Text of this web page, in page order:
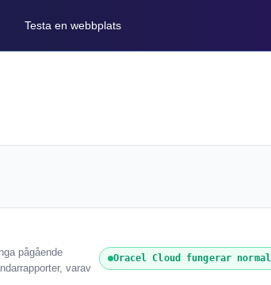
Testa en webbplats
pågående
varav
Oracel Cloud fungerar